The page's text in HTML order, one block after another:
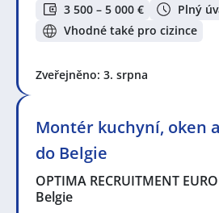
3 500 – 5 000 €
Plný
Vhodné také pro cizince
Zveřejněno: 3. srpna
Montér kuchyní, oken
do Belgie
OPTIMA RECRUITMENT
Belgie